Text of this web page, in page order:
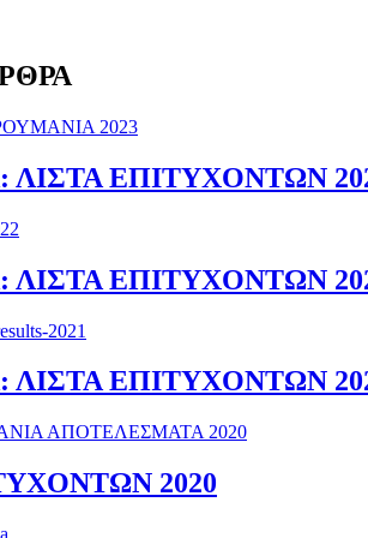
ΕΠΙΤΥΧΟΝΤΩΝ
ΕΠΙΤΥΧΟΝΤΩΝ
ΕΠΙΤΥΧΟΝΤΩΝ
2020